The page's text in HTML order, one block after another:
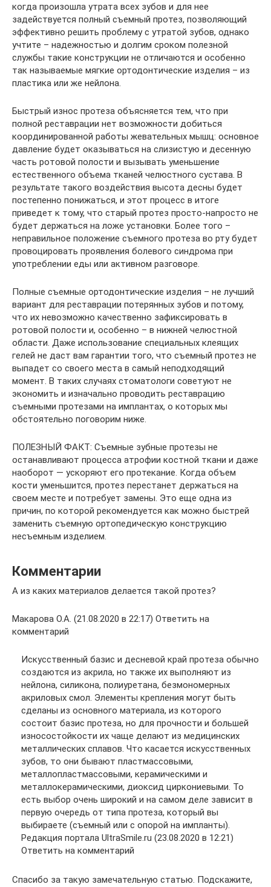
когда произошла утрата всех зубов и для нее
задействуется полный съемный протез, позволяющий
эффективно решить проблему с утратой зубов, однако
учтите – надежностью и долгим сроком полезной
службы такие конструкции не отличаются и особенно
так называемые мягкие ортодонтические изделия – из
пластика или же нейлона.
Быстрый износ протеза объясняется тем, что при
полной реставрации нет возможности добиться
координированной работы жевательных мышц: основное
давление будет оказываться на слизистую и десенную
часть ротовой полости и вызывать уменьшение
естественного объема тканей челюстного сустава. В
результате такого воздействия высота десны будет
постепенно понижаться, и этот процесс в итоге
приведет к тому, что старый протез просто-напросто не
будет держаться на ложе установки. Более того –
неправильное положение съемного протеза во рту будет
провоцировать проявления болевого синдрома при
употреблении еды или активном разговоре.
Полные съемные ортодонтические изделия – не лучший
вариант для реставрации потерянных зубов и потому,
что их невозможно качественно зафиксировать в
ротовой полости и, особенно – в нижней челюстной
области. Даже использование специальных клеящих
гелей не даст вам гарантии того, что съемный протез не
выпадет со своего места в самый неподходящий
момент. В таких случаях стоматологи советуют не
экономить и изначально проводить реставрацию
съемными протезами на имплантах, о которых мы
обстоятельно поговорим ниже.
ПОЛЕЗНЫЙ ФАКТ: Съемные зубные протезы не
останавливают процесса атрофии костной ткани и даже
наоборот — ускоряют его протекание. Когда объем
кости уменьшится, протез перестанет держаться на
своем месте и потребует замены. Это еще одна из
причин, по которой рекомендуется как можно быстрей
заменить съемную ортопедическую конструкцию
несъемным изделием.
Комментарии
А из каких материалов делается такой протез?
Макарова О.А. (21.08.2020 в 22:17) Ответить на
комментарий
Искусственный базис и десневой край протеза обычно
создаются из акрила, но также их выполняют из
нейлона, силикона, полиуретана, безмономерных
акриловых смол. Элементы крепления могут быть
сделаны из основного материала, из которого
состоит базис протеза, но для прочности и большей
износостойкости их чаще делают из медицинских
металлических сплавов. Что касается искусственных
зубов, то они бывают пластмассовыми,
металлопластмассовыми, керамическими и
металлокерамическими, диоксид циркониевыми. То
есть выбор очень широкий и на самом деле зависит в
первую очередь от типа протеза, который вы
выбираете (съемный или с опорой на импланты).
Редакция портала UltraSmile.ru (23.08.2020 в 12:21)
Ответить на комментарий
Спасибо за такую замечательную статью. Подскажите,